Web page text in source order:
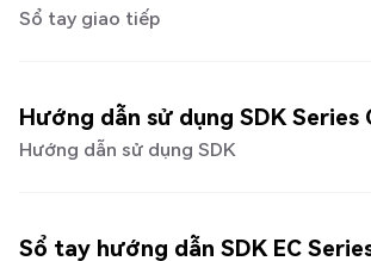
Sổ tay giao tiếp
Hướng dẫn sử dụng SDK Series
Hướng dẫn sử dụng SDK
Sổ tay hướng dẫn SDK EC